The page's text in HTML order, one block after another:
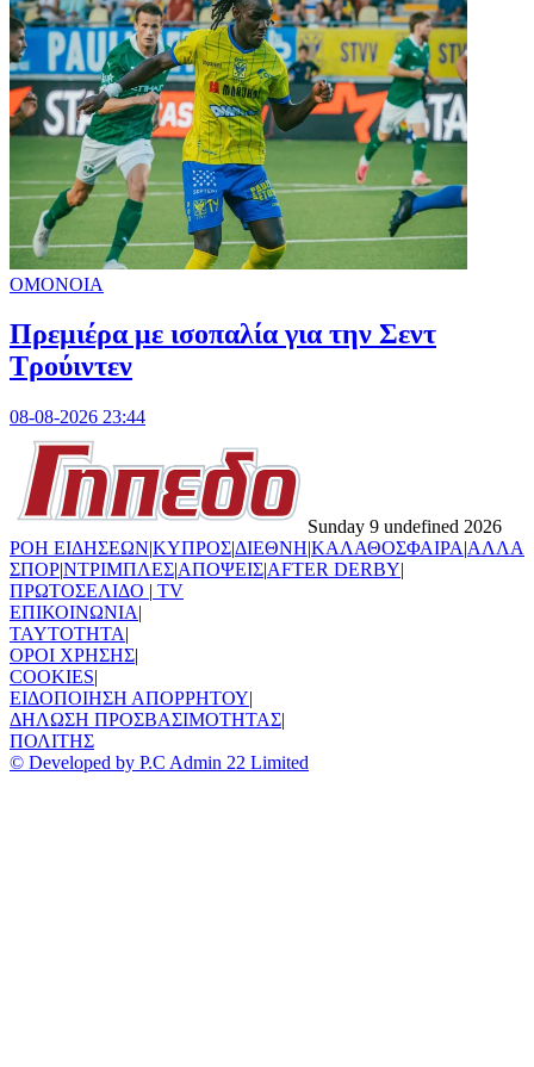
ΟΜΟΝΟΙΑ
Πρεμιέρα με ισοπαλία για την Σεντ
Τρούιντεν
08-08-2026 23:44
Sunday 9 undefined 2026
ΡΟΗ ΕΙΔΗΣΕΩΝ|ΚΥΠΡΟΣ|ΔΙΕΘΝΗ|ΚΑΛΑΘΟΣΦΑΙΡΑ|ΑΛΛΑ
ΣΠΟΡ|ΝΤΡΙΜΠΛΕΣ|ΑΠΟΨΕΙΣ|AFTER DERBY|
ΠΡΩΤΟΣΕΛΙΔΟ | TV
ΕΠΙΚΟΙΝΩΝΙΑ|
TAYTOTHTA|
ΟΡΟΙ ΧΡΗΣΗΣ|
COOKIES|
ΕΙΔΟΠΟΙΗΣΗ ΑΠΟΡΡΗΤΟΥ|
ΔΗΛΩΣΗ ΠΡΟΣΒΑΣΙΜΟΤΗΤΑΣ|
ΠΟΛΙΤΗΣ
© Developed by P.C Admin 22 Limited